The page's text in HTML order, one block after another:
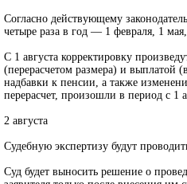
Согласно действующему
четыре раза в год — 1 февраля, 1
С 1 августа корректировку
(перерасчетом размера) и выплатой
надбавки к пенсии, а также
перерасчет, произошли в период с 1
2 августа
Судебную экспертизу будут
Суд будет выносить решение о